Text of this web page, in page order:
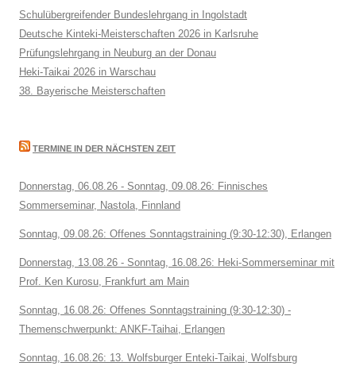
Schulübergreifender Bundeslehrgang in Ingolstadt
Deutsche Kinteki-Meisterschaften 2026 in Karlsruhe
Prüfungslehrgang in Neuburg an der Donau
Heki-Taikai 2026 in Warschau
38. Bayerische Meisterschaften
TERMINE IN DER NÄCHSTEN ZEIT
Donnerstag, 06.08.26 - Sonntag, 09.08.26: Finnisches
Sommerseminar, Nastola, Finnland
Sonntag, 09.08.26: Offenes Sonntagstraining (9:30-12:30), Erlangen
Donnerstag, 13.08.26 - Sonntag, 16.08.26: Heki-Sommerseminar mit
Prof. Ken Kurosu, Frankfurt am Main
Sonntag, 16.08.26: Offenes Sonntagstraining (9:30-12:30) -
Themenschwerpunkt: ANKF-Taihai, Erlangen
Sonntag, 16.08.26: 13. Wolfsburger Enteki-Taikai, Wolfsburg